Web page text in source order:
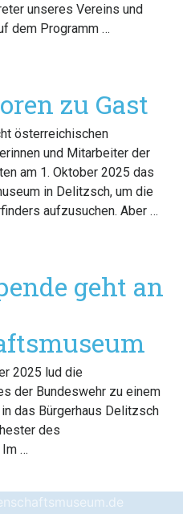
unseres Vereins und
dem Programm …
zu Gast
österreichischen
und Mitarbeiter der
am 1. Oktober 2025 das
in Delitzsch, um die
aufzusuchen. Aber …
geht an
2025 lud die
der Bundeswehr zu einem
das Bürgerhaus Delitzsch
des
…